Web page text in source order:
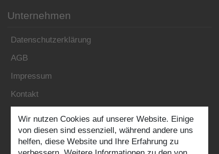
Unternehmen
Datenschutzerklärung
AGB
Impressum
Kontakt
Folgen Sie uns:
Wir nutzen Cookies auf unserer Website. Einige
von diesen sind essenziell, während andere uns
helfen, diese Website und Ihre Erfahrung zu